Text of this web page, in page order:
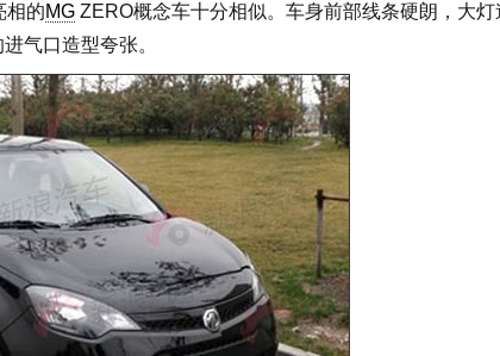
相的MG ZERO概念车十分相似。车身前部线条硬朗，大灯
气口造型夸张。